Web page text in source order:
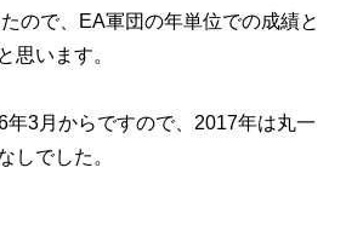
ので、EA軍団の年単位での成績と
思います。
年3月からですので、2017年は丸一
しでした。